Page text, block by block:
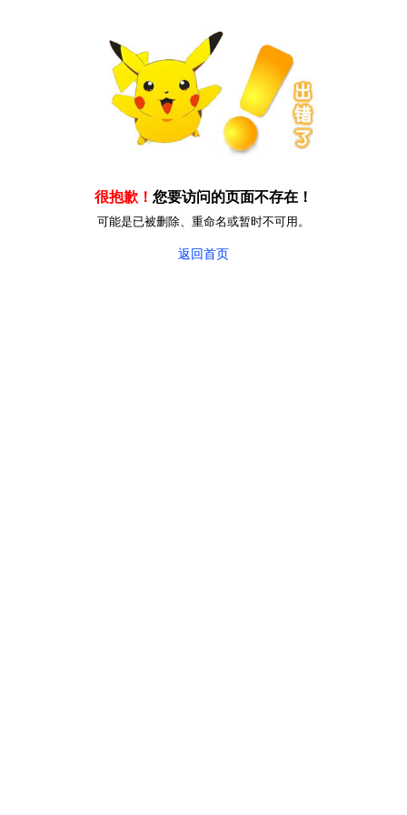
很抱歉！ 您要访问的页面不存在！
可能是已被删除、重命名或暂时不可用。
返回首页